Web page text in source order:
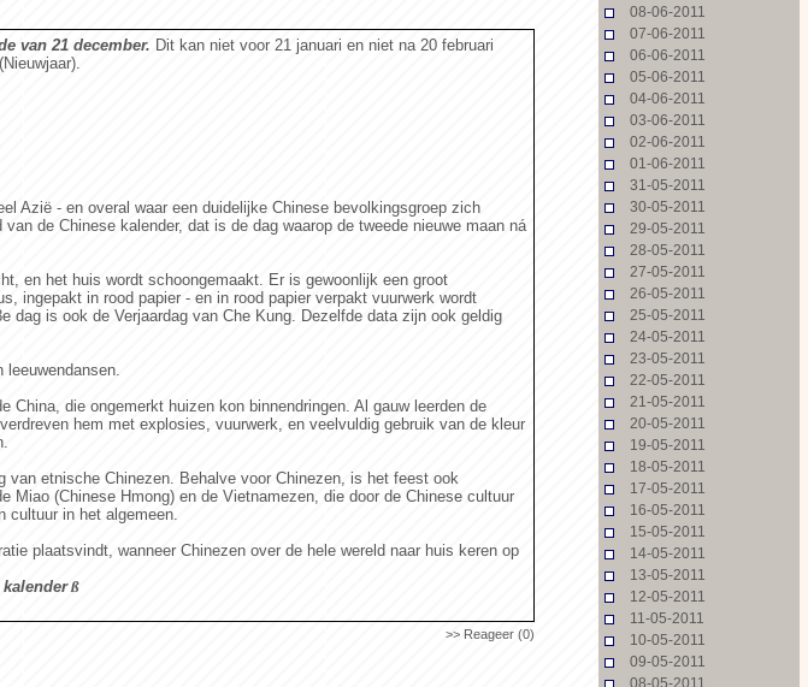
van 21 december. Dit kan niet voor 21 januari en niet na 20 februari
Azië - en overal waar een duidelijke Chinese bevolkingsgroep zich
de Chinese kalender, dat is de dag waarop de tweede nieuwe maan ná
en het huis wordt schoongemaakt. Er is gewoonlijk een groot
ingepakt in rood papier - en in rood papier verpakt vuurwerk wordt
is ook de Verjaardag van Che Kung. Dezelfde data zijn ook geldig
China, die ongemerkt huizen kon binnendringen. Al gauw leerden de
hem met explosies, vuurwerk, en veelvuldig gebruik van de kleur
van etnische Chinezen. Behalve voor Chinezen, is het feest ook
Miao (Chinese Hmong) en de Vietnamezen, die door de Chinese cultuur
in het algemeen.
plaatsvindt, wanneer Chinezen over de hele wereld naar huis keren op
ß
>> Reageer (0)
08-06-2011
07-06-2011
06-06-2011
05-06-2011
04-06-2011
03-06-2011
02-06-2011
01-06-2011
31-05-2011
30-05-2011
29-05-2011
28-05-2011
27-05-2011
26-05-2011
25-05-2011
24-05-2011
23-05-2011
22-05-2011
21-05-2011
20-05-2011
19-05-2011
18-05-2011
17-05-2011
16-05-2011
15-05-2011
14-05-2011
13-05-2011
12-05-2011
11-05-2011
10-05-2011
09-05-2011
08-05-2011